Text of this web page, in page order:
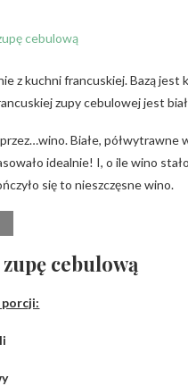
z kuchni francuskiej. Bazą jest
zupy cebulowej jest
Białe, półwytrawne
idealnie! I, o ile wino
się to nieszczęsne wino.
cebulową
porcji: